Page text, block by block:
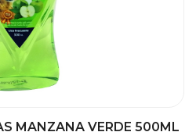
MANZANA VERDE 500ML